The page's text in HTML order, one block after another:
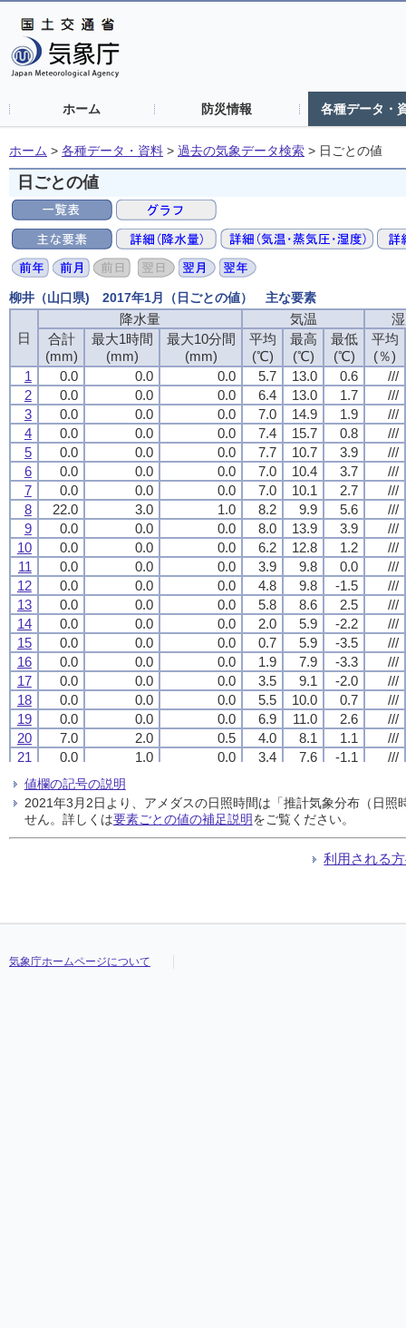
ホーム 防災情報 各種データ・
ホーム > 各種データ・資料 > 過去の気象データ検索 > 日ごとの値
日ごとの値
柳井（山口県) 2017年1月（日ごとの値） 主な要素
日
降水量 気温
合計
(mm)
最大1時間
(mm)
最大10分間
(mm)
平均
(℃)
最高
(℃)
最低
(℃)
平均
(％)
1
0.0 0.0 0.0 5.7 13.0 0.6
///
2
0.0 0.0 0.0 6.4 13.0 1.7
///
3
0.0 0.0 0.0 7.0 14.9 1.9
///
4
0.0 0.0 0.0 7.4 15.7 0.8
///
5
0.0 0.0 0.0 7.7 10.7 3.9
///
6
0.0 0.0 0.0 7.0 10.4 3.7
///
7
0.0 0.0 0.0 7.0 10.1 2.7
///
8
22.0 3.0 1.0 8.2 9.9 5.6
///
9
0.0 0.0 0.0 8.0 13.9 3.9
///
10
0.0 0.0 0.0 6.2 12.8 1.2
///
11
0.0 0.0 0.0 3.9 9.8 0.0
///
12
0.0 0.0 0.0 4.8 9.8 -1.5
///
13
0.0 0.0 0.0 5.8 8.6 2.5
///
14
0.0 0.0 0.0 2.0 5.9 -2.2
///
15
0.0 0.0 0.0 0.7 5.9 -3.5
///
16
0.0 0.0 0.0 1.9 7.9 -3.3
///
17
0.0 0.0 0.0 3.5 9.1 -2.0
///
18
0.0 0.0 0.0 5.5 10.0 0.7
///
19
0.0 0.0 0.0 6.9 11.0 2.6
///
20
7.0 2.0 0.5 4.0 8.1 1.1
///
21
0.0 1.0 0.0 3.4 7.6 -1.1
///
22
3.0
23
0.0 0.0 0.0 0.9 4.8 -1.6
///
24
0.0 0.0 0.0 1.0 6.6 -3.7
///
-1.9
///
30
2.0 1.5 0.5 8.4 12.7 2.8
///
日
降水量 気温
合計
(mm)
最大1時間
(mm)
最大10分間
(mm)
平均
(℃)
最高
(℃)
最低
(℃)
平均
(％)
1
0.0 0.0 0.0 5.7 13.0 0.6
///
2
0.0 0.0 0.0 6.4 13.0 1.7
///
3
0.0 0.0 0.0 7.0 14.9 1.9
///
4
0.0 0.0 0.0 7.4 15.7 0.8
///
5
0.0 0.0 0.0 7.7 10.7 3.9
///
6
0.0 0.0 0.0 7.0 10.4 3.7
///
7
0.0 0.0 0.0 7.0 10.1 2.7
///
8
22.0 3.0 1.0 8.2 9.9 5.6
///
9
0.0 0.0 0.0 8.0 13.9 3.9
///
10
0.0 0.0 0.0 6.2 12.8 1.2
///
11
0.0 0.0 0.0 3.9 9.8 0.0
///
12
0.0 0.0 0.0 4.8 9.8 -1.5
///
13
0.0 0.0 0.0 5.8 8.6 2.5
///
14
0.0 0.0 0.0 2.0 5.9 -2.2
///
15
0.0 0.0 0.0 0.7 5.9 -3.5
///
16
0.0 0.0 0.0 1.9 7.9 -3.3
///
17
0.0 0.0 0.0 3.5 9.1 -2.0
///
18
0.0 0.0 0.0 5.5 10.0 0.7
///
19
0.0 0.0 0.0 6.9 11.0 2.6
///
20
7.0 2.0 0.5 4.0 8.1 1.1
///
21
0.0 1.0 0.0 3.4 7.6 -1.1
///
22
3.0
23
0.0 0.0 0.0 0.9 4.8 -1.6
///
24
0.0 0.0 0.0 1.0 6.6 -3.7
///
-1.9
///
30
2.0 1.5 0.5 8.4 12.7 2.8
///
日
降水量 気温
合計
(mm)
最大1時間
(mm)
最大10分間
(mm)
平均
(℃)
最高
(℃)
最低
(℃)
平均
(％)
1
0.0 0.0 0.0 5.7 13.0 0.6
///
2
0.0 0.0 0.0 6.4 13.0 1.7
///
3
0.0 0.0 0.0 7.0 14.9 1.9
///
4
0.0 0.0 0.0 7.4 15.7 0.8
///
5
0.0 0.0 0.0 7.7 10.7 3.9
///
6
0.0 0.0 0.0 7.0 10.4 3.7
///
7
0.0 0.0 0.0 7.0 10.1 2.7
///
8
22.0 3.0 1.0 8.2 9.9 5.6
///
9
0.0 0.0 0.0 8.0 13.9 3.9
///
10
0.0 0.0 0.0 6.2 12.8 1.2
///
11
0.0 0.0 0.0 3.9 9.8 0.0
///
12
0.0 0.0 0.0 4.8 9.8 -1.5
///
13
0.0 0.0 0.0 5.8 8.6 2.5
///
14
0.0 0.0 0.0 2.0 5.9 -2.2
///
15
0.0 0.0 0.0 0.7 5.9 -3.5
///
16
0.0 0.0 0.0 1.9 7.9 -3.3
///
17
0.0 0.0 0.0 3.5 9.1 -2.0
///
18
0.0 0.0 0.0 5.5 10.0 0.7
///
19
0.0 0.0 0.0 6.9 11.0 2.6
///
20
7.0 2.0 0.5 4.0 8.1 1.1
///
21
0.0 1.0 0.0 3.4 7.6 -1.1
///
22
3.0
23
0.0 0.0 0.0 0.9 4.8 -1.6
///
24
0.0 0.0 0.0 1.0 6.6 -3.7
///
-1.9
///
30
2.0 1.5 0.5 8.4 12.7 2.8
///
日
降水量 気温
合計
(mm)
最大1時間
(mm)
最大10分間
(mm)
平均
(℃)
最高
(℃)
最低
(℃)
平均
(％)
1
0.0 0.0 0.0 5.7 13.0 0.6
///
2
0.0 0.0 0.0 6.4 13.0 1.7
///
3
0.0 0.0 0.0 7.0 14.9 1.9
///
4
0.0 0.0 0.0 7.4 15.7 0.8
///
5
0.0 0.0 0.0 7.7 10.7 3.9
///
6
0.0 0.0 0.0 7.0 10.4 3.7
///
7
0.0 0.0 0.0 7.0 10.1 2.7
///
8
22.0 3.0 1.0 8.2 9.9 5.6
///
9
0.0 0.0 0.0 8.0 13.9 3.9
///
10
0.0 0.0 0.0 6.2 12.8 1.2
///
11
0.0 0.0 0.0 3.9 9.8 0.0
///
12
0.0 0.0 0.0 4.8 9.8 -1.5
///
13
0.0 0.0 0.0 5.8 8.6 2.5
///
14
0.0 0.0 0.0 2.0 5.9 -2.2
///
15
0.0 0.0 0.0 0.7 5.9 -3.5
///
16
0.0 0.0 0.0 1.9 7.9 -3.3
///
17
0.0 0.0 0.0 3.5 9.1 -2.0
///
18
0.0 0.0 0.0 5.5 10.0 0.7
///
19
0.0 0.0 0.0 6.9 11.0 2.6
///
20
7.0 2.0 0.5 4.0 8.1 1.1
///
21
0.0 1.0 0.0 3.4 7.6 -1.1
///
22
3.0
23
0.0 0.0 0.0 0.9 4.8 -1.6
///
24
0.0 0.0 0.0 1.0 6.6 -3.7
///
-1.9
///
30
2.0 1.5 0.5 8.4 12.7 2.8
///
値欄の記号の説明
2021年3月2日より、アメダスの日照時間は「推計気象分布（日
せん。詳しくは要素ごとの値の補足説明をご覧ください。
利用される
気象庁ホームページについて